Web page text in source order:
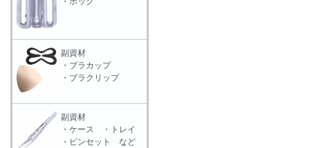
副資材
・ブラカップ
・ブラクリップ
副資材
・ケース ・トレイ
・ピンセット など